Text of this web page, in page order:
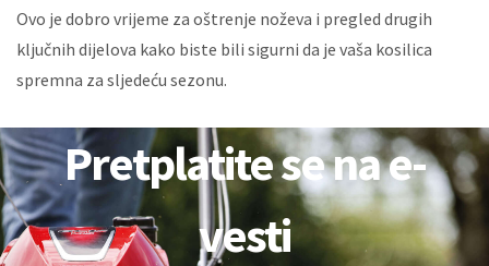
Ovo je dobro vrijeme za oštrenje noževa i pregled drugih
ključnih dijelova kako biste bili sigurni da je vaša kosilica
spremna za sljedeću sezonu.
Pretplatite se na e-
vesti